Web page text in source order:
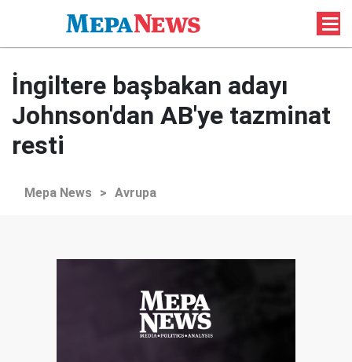
İngiltere başbakan adayı
Johnson'dan AB'ye tazminat
resti
Mepa News > Avrupa